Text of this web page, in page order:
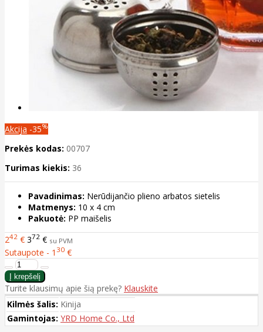
Akcija -35%
Prekės kodas: 00707
Turimas kiekis: 36
Pavadinimas: Nerūdijančio plieno arbatos sietelis
Matmenys: 10 x 4 cm
Pakuotė: PP maišelis
242 € 372 € su PVM
Sutaupote - 1 30 €
Turite klausimų apie šią prekę? Klauskite
Kilmės šalis: Kinija
Gamintojas: YRD Home Co., Ltd